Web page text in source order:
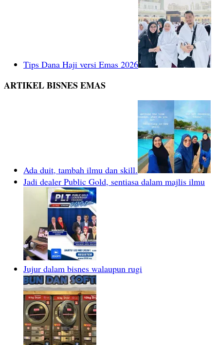
Tips Dana Haji versi Emas 2026
ARTIKEL BISNES EMAS
Ada duit, tambah ilmu dan skill.
Jadi dealer Public Gold, sentiasa dalam majlis ilmu
Jujur dalam bisnes walaupun rugi